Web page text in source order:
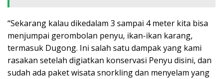
“Sekarang kalau dikedalam 3 sampai 4 meter kita bisa
menjumpai gerombolan penyu, ikan-ikan karang,
termasuk Dugong. Ini salah satu dampak yang kami
rasakan setelah digiatkan konservasi Penyu disini, dan
sudah ada paket wisata snorkling dan menyelam yang